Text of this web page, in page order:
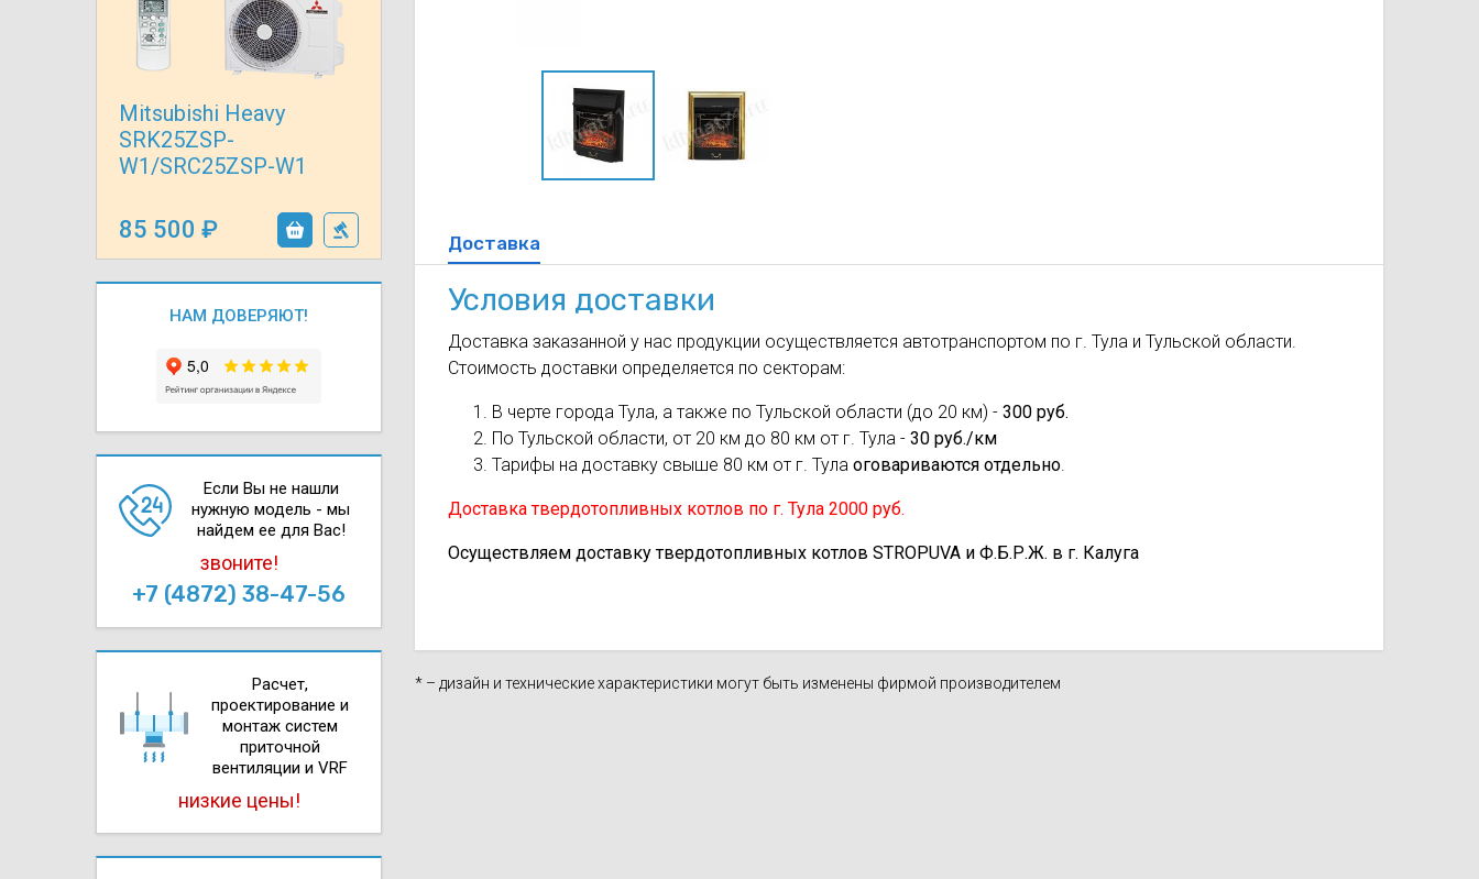
Mitsubishi Heavy
SRK25ZSP-
W1/SRC25ZSP-W1
85 500
НАМ ДОВЕРЯЮТ!
Если Вы не нашли
нужную модель - мы
найдем ее для Вас!
звоните!
+7 (4872) 38-47-56
Расчет,
проектирова­ние и
монтаж систем
приточной
вентиляции и VRF
низкие цены!
Доставка
Условия доставки
Доставка заказанной у нас продукции осуществляется автотранспортом по г. Тула и Тульской области.
Стоимость доставки определяется по секторам:
В черте города Тула, а также по Тульской области (до 20 км) - 300 руб.
По Тульской области, от 20 км до 80 км от г. Тула - 30 руб./км
Тарифы на доставку свыше 80 км от г. Тула оговариваются отдельно.
Доставка твердотопливных котлов по г. Тула 2000 руб.
Осуществляем доставку твердотопливных котлов STROPUVA и Ф.Б.Р.Ж. в г. Калуга
* – дизайн и технические характеристики могут быть изменены фирмой производителем
Wi-Fi модуля для кондиционеров